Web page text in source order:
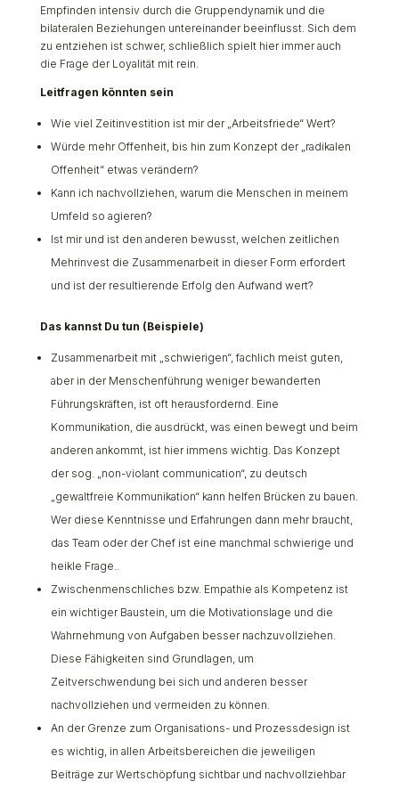
Empfinden intensiv durch die Gruppendynamik und die
bilateralen Beziehungen untereinander beeinflusst. Sich dem
zu entziehen ist schwer, schließlich spielt hier immer auch
die Frage der Loyalität mit rein.
Leitfragen könnten sein
Wie viel Zeitinvestition ist mir der „Arbeitsfriede“ Wert?
Würde mehr Offenheit, bis hin zum Konzept der „radikalen
Offenheit“ etwas verändern?
Kann ich nachvollziehen, warum die Menschen in meinem
Umfeld so agieren?
Ist mir und ist den anderen bewusst, welchen zeitlichen
Mehrinvest die Zusammenarbeit in dieser Form erfordert
und ist der resultierende Erfolg den Aufwand wert?
Das kannst Du tun (Beispiele)
Zusammenarbeit mit „schwierigen“, fachlich meist guten,
aber in der Menschenführung weniger bewanderten
Führungskräften, ist oft herausfordernd. Eine
Kommunikation, die ausdrückt, was einen bewegt und beim
anderen ankommt, ist hier immens wichtig. Das Konzept
der sog. „non-violant communication“, zu deutsch
„gewaltfreie Kommunikation“ kann helfen Brücken zu bauen.
Wer diese Kenntnisse und Erfahrungen dann mehr braucht,
das Team oder der Chef ist eine manchmal schwierige und
heikle Frage..
Zwischenmenschliches bzw. Empathie als Kompetenz ist
ein wichtiger Baustein, um die Motivationslage und die
Wahrnehmung von Aufgaben besser nachzuvollziehen.
Diese Fähigkeiten sind Grundlagen, um
Zeitverschwendung bei sich und anderen besser
nachvollziehen und vermeiden zu können.
An der Grenze zum Organisations- und Prozessdesign ist
es wichtig, in allen Arbeitsbereichen die jeweiligen
Beiträge zur Wertschöpfung sichtbar und nachvollziehbar